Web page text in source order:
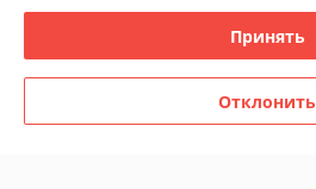
Принять
Отклонить